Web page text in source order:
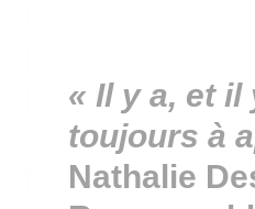
« Il y a, et il
toujours à
Nathalie